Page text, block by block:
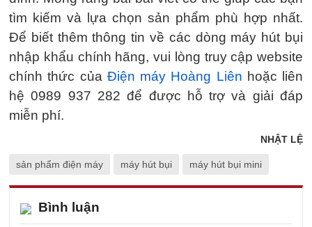
tìm kiếm và lựa chọn sản phẩm phù hợp nhất.
Để biết thêm thông tin về các dòng máy hút bụi
nhập khẩu chính hãng, vui lòng truy cập website
chính thức của Điện máy Hoàng Liên hoặc liên
hệ 0989 937 282 để được hỗ trợ và giải đáp
miễn phí.
NHẬT LỆ
sản phẩm điện máy máy hút bụi máy hút bụi mini
Bình luận